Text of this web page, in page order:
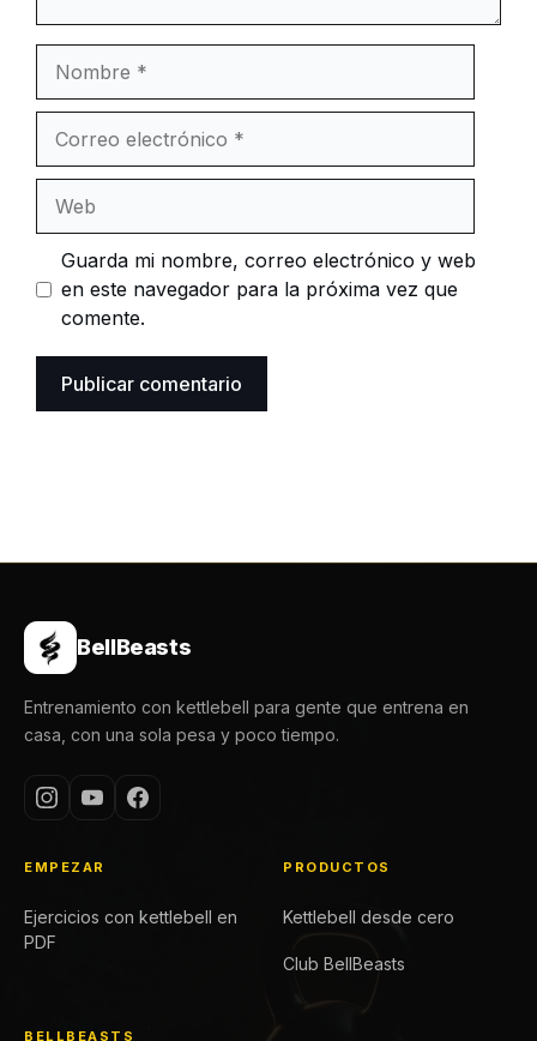
electrónico
Guarda mi nombre, correo electrónico y web
en este navegador para la próxima vez que
comente.
BellBeasts
Entrenamiento con kettlebell para gente que entrena en
casa, con una sola pesa y poco tiempo.
EMPEZAR
Ejercicios con kettlebell en
PDF
PRODUCTOS
Kettlebell desde cero
Club BellBeasts
BELLBEASTS